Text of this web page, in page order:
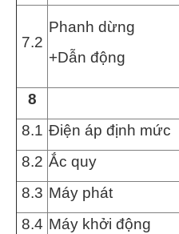
7.2
Phanh dừng
+Dẫn động
8
8.1 Điện áp định mức
8.2 Ắc quy
8.3 Máy phát
8.4 Máy khởi động